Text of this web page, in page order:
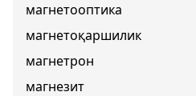
магнетооптика
магнетоқаршилик
магнетрон
магнезит